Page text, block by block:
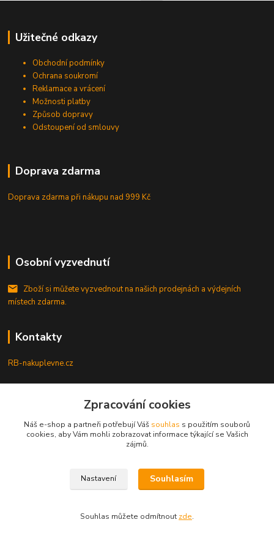
Užitečné odkazy
Obchodní podmínky
Ochrana soukromí
Reklamace a vrácení
Možnosti platby
Způsob dopravy
Odstoupení od smlouvy
Doprava zdarma
Doprava zdarma při nákupunad 999 Kč
Osobní vyzvednutí
Zboží si můžete vyzvednout na našich prodejnách a výdejních
místech zdarma.
Kontakty
RB-nakuplevne.cz
+420 222722421
info@rb-nakuplevne.cz
Zpracování cookies
Náš e-shop a partneři potřebují Váš souhlas s použitím souborů
cookies, aby Vám mohli zobrazovat informace týkající se Vašich
zájmů.
Nastavení Souhlasím
Souhlas můžete odmítnout zde.